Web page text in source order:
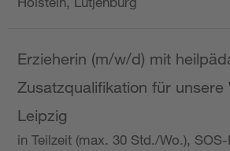
Erzieherin (m/w/d) mit
Zusatzqualifikation für unsere
Leipzig
in Teilzeit (max. 30 Std./Wo.),